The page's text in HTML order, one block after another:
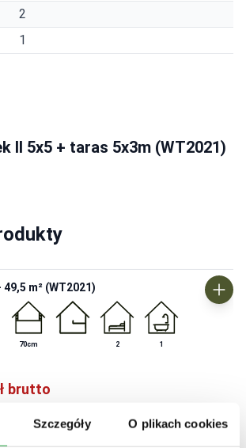
Szczegóły O plikach cookies
2
1
II 5x5 + taras 5x3m (WT2021)
m² (WT2021)
70cm 2 1
brutto